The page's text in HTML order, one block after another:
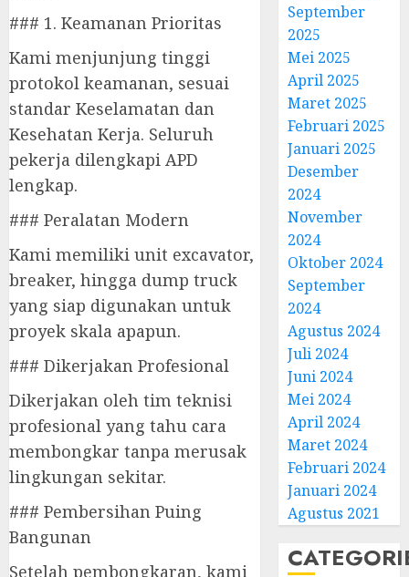
### 1. Keamanan Prioritas
Kami menjunjung tinggi
protokol keamanan, sesuai
standar Keselamatan dan
Kesehatan Kerja. Seluruh
pekerja dilengkapi APD
lengkap.
### Peralatan Modern
Kami memiliki unit excavator,
breaker, hingga dump truck
yang siap digunakan untuk
proyek skala apapun.
### Dikerjakan Profesional
Dikerjakan oleh tim teknisi
profesional yang tahu cara
membongkar tanpa merusak
lingkungan sekitar.
### Pembersihan Puing
Bangunan
Setelah pembongkaran, kami
September
2025
Mei 2025
April 2025
Maret 2025
Februari 2025
Januari 2025
Desember
2024
November
2024
Oktober 2024
September
2024
Agustus 2024
Juli 2024
Juni 2024
Mei 2024
April 2024
Maret 2024
Februari 2024
Januari 2024
Agustus 2021